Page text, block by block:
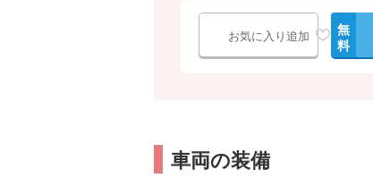
お気に入り追加
無
料
車両の装備